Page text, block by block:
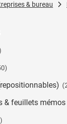
bureau
& jeux
& bureau
& feuillets mémos